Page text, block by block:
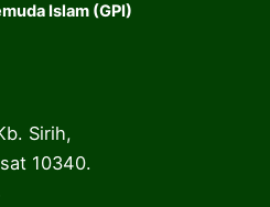
Islam (GPI)
Sirih,
10340.